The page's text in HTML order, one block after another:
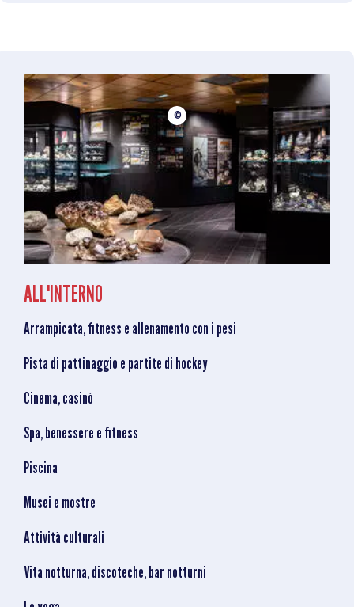
©
ALL'INTERNO
Arrampicata, fitness e allenamento con i pesi
Pista di pattinaggio e partite di hockey
Cinema, casinò
Spa, benessere e fitness
Piscina
Musei e mostre
Attività culturali
Vita notturna, discoteche, bar notturni